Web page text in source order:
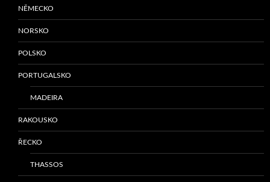
NĚMECKO
NORSKO
POLSKO
PORTUGALSKO
MADEIRA
RAKOUSKO
ŘECKO
THASSOS